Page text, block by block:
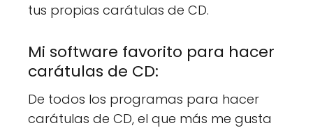
tus propias carátulas de CD.
Mi software favorito para hacer
carátulas de CD:
De todos los programas para hacer
carátulas de CD, el que más me gusta